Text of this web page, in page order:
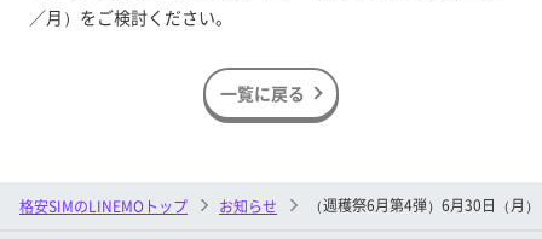
／月）をご検討ください。
一覧に戻る
格安SIMのLINEMOトップ お知らせ （週穫祭6月第4弾）6月30日（月